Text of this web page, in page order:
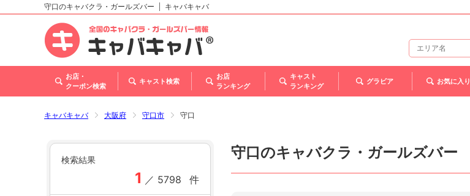
北海道
東北
甲信越・北陸
関西
守口のキャバクラ・ガールズバー キャバキャバ
お店・
クーポン検索
キャスト検索
お店
ランキング
キャスト
ランキング
グラビア お気に入り
キャバキャバ 大阪府 守口市 守口
守口のキャバクラ・ガールズバー
検索結果
1 ／ 5798 件